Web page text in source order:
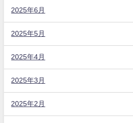
2025年6月
2025年5月
2025年4月
2025年3月
2025年2月